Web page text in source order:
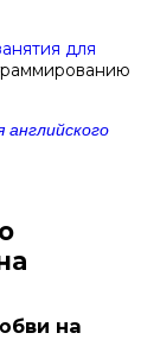
для
английского
на